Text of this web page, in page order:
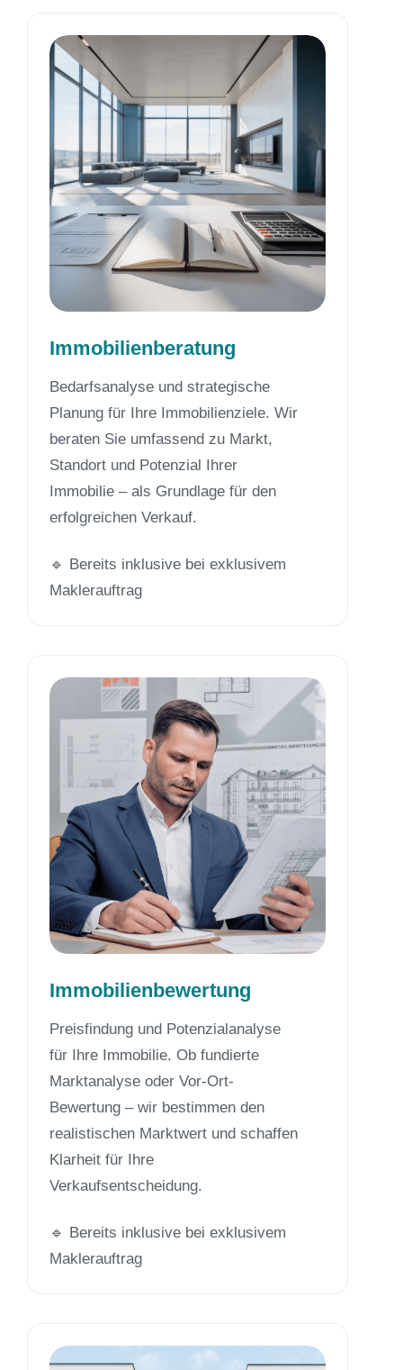
Immobilienberatung
Bedarfsanalyse und strategische
Planung für Ihre Immobilienziele. Wir
beraten Sie umfassend zu Markt,
Standort und Potenzial Ihrer
Immobilie – als Grundlage für den
erfolgreichen Verkauf.
🔹 Bereits inklusive bei exklusivem
Maklerauftrag
Immobilienbewertung
Preisfindung und Potenzialanalyse
für Ihre Immobilie. Ob fundierte
Marktanalyse oder Vor-Ort-
Bewertung – wir bestimmen den
realistischen Marktwert und schaffen
Klarheit für Ihre
Verkaufsentscheidung.
🔹 Bereits inklusive bei exklusivem
Maklerauftrag